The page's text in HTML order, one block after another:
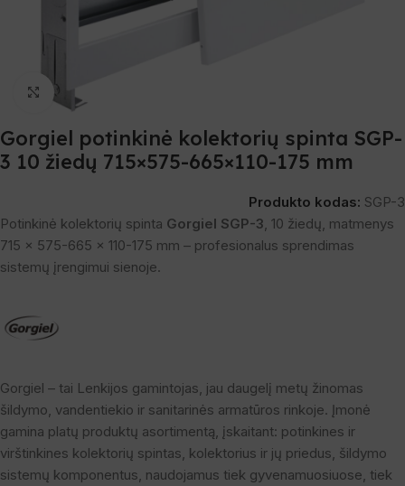
Spustelėkite, norėdami padidinti
Gorgiel potinkinė kolektorių spinta SGP-
3 10 žiedų 715×575-665×110-175 mm
Produkto kodas: SGP-3
Potinkinė kolektorių spinta Gorgiel SGP-3 , 10 žiedų, matmenys
715 × 575-665 × 110-175 mm – profesionalus sprendimas
sistemų įrengimui sienoje.
Gorgiel – tai Lenkijos gamintojas, jau daugelį metų žinomas
šildymo, vandentiekio ir sanitarinės armatūros rinkoje. Įmonė
gamina platų produktų asortimentą, įskaitant: potinkines ir
virštinkines kolektorių spintas, kolektorius ir jų priedus, šildymo
sistemų komponentus, naudojamus tiek gyvenamuosiuose, tiek